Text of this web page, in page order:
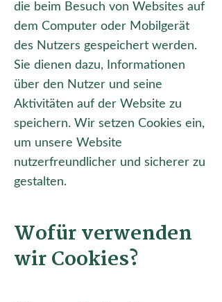
die beim Besuch von Websites auf
dem Computer oder Mobilgerät
des Nutzers gespeichert werden.
Sie dienen dazu, Informationen
über den Nutzer und seine
Aktivitäten auf der Website zu
speichern. Wir setzen Cookies ein,
um unsere Website
nutzerfreundlicher und sicherer zu
gestalten.
Wofür verwenden
wir Cookies?